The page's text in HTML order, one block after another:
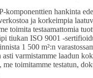
komponenttien hankinta
ja korkeimpia
toimita testaamattomia
tiukan ISO 9001 -
1 500 m²:n
asti varmistamme laadun
me toimitamme testatun,